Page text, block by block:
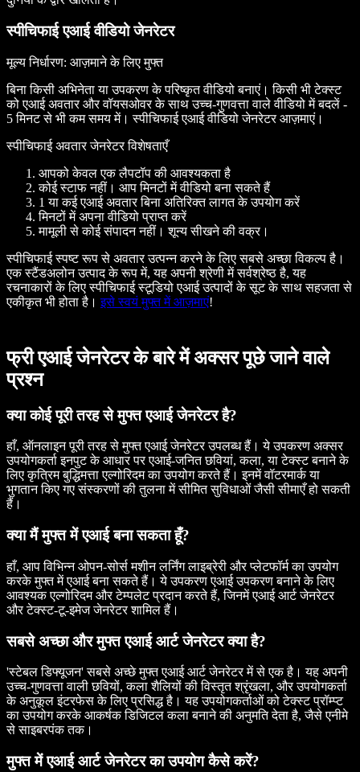
स्पीचिफाई एआई वीडियो जेनरेटर
मूल्य निर्धारण: आज़माने के लिए मुफ्त
बिना किसी अभिनेता या उपकरण के परिष्कृत वीडियो बनाएं। किसी भी टेक्स्ट
को एआई अवतार और वॉयसओवर के साथ उच्च-गुणवत्ता वाले वीडियो में बदलें -
5 मिनट से भी कम समय में। स्पीचिफाई एआई वीडियो जेनरेटर आज़माएं।
स्पीचिफाई अवतार जेनरेटर विशेषताएँ
आपको केवल एक लैपटॉप की आवश्यकता है
कोई स्टाफ नहीं। आप मिनटों में वीडियो बना सकते हैं
1 या कई एआई अवतार बिना अतिरिक्त लागत के उपयोग करें
मिनटों में अपना वीडियो प्राप्त करें
मामूली से कोई संपादन नहीं। शून्य सीखने की वक्र।
स्पीचिफाई स्पष्ट रूप से अवतार उत्पन्न करने के लिए सबसे अच्छा विकल्प है।
एक स्टैंडअलोन उत्पाद के रूप में, यह अपनी श्रेणी में सर्वश्रेष्ठ है, यह
रचनाकारों के लिए स्पीचिफाई स्टूडियो एआई उत्पादों के सूट के साथ सहजता से
एकीकृत भी होता है।इसे स्वयं मुफ्त में आज़माएं!
फ्री एआई जेनरेटर के बारे में अक्सर पूछे जाने वाले
प्रश्न
क्या कोई पूरी तरह से मुफ्त एआई जेनरेटर है?
हाँ, ऑनलाइन पूरी तरह से मुफ्त एआई जेनरेटर उपलब्ध हैं। ये उपकरण अक्सर
उपयोगकर्ता इनपुट के आधार पर एआई-जनित छवियां, कला, या टेक्स्ट बनाने के
लिए कृत्रिम बुद्धिमत्ता एल्गोरिदम का उपयोग करते हैं। इनमें वॉटरमार्क या
भुगतान किए गए संस्करणों की तुलना में सीमित सुविधाओं जैसी सीमाएँ हो सकती
हैं।
क्या मैं मुफ्त में एआई बना सकता हूँ?
हाँ, आप विभिन्न ओपन-सोर्स मशीन लर्निंग लाइब्रेरी और प्लेटफॉर्म का उपयोग
करके मुफ्त में एआई बना सकते हैं। ये उपकरण एआई उपकरण बनाने के लिए
आवश्यक एल्गोरिदम और टेम्पलेट प्रदान करते हैं, जिनमें एआई आर्ट जेनरेटर
और टेक्स्ट-टू-इमेज जेनरेटर शामिल हैं।
सबसे अच्छा और मुफ्त एआई आर्ट जेनरेटर क्या है?
'स्टेबल डिफ्यूजन' सबसे अच्छे मुफ्त एआई आर्ट जेनरेटर में से एक है। यह अपनी
उच्च-गुणवत्ता वाली छवियों, कला शैलियों की विस्तृत श्रृंखला, और उपयोगकर्ता
के अनुकूल इंटरफेस के लिए प्रसिद्ध है। यह उपयोगकर्ताओं को टेक्स्ट प्रॉम्प्ट
का उपयोग करके आकर्षक डिजिटल कला बनाने की अनुमति देता है, जैसे एनीमे
से साइबरपंक तक।
मुफ्त में एआई आर्ट जेनरेटर का उपयोग कैसे करें?